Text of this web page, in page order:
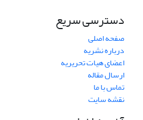
دسترسی سریع
صفحه اصلی
درباره نشریه
اعضای هیات تحریریه
ارسال مقاله
تماس با ما
نقشه سایت